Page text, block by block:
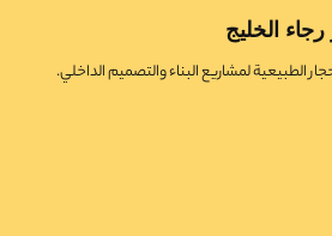
رجاء الخليج
الطبيعية لمشاريع البناء والتصميم الداخلي.